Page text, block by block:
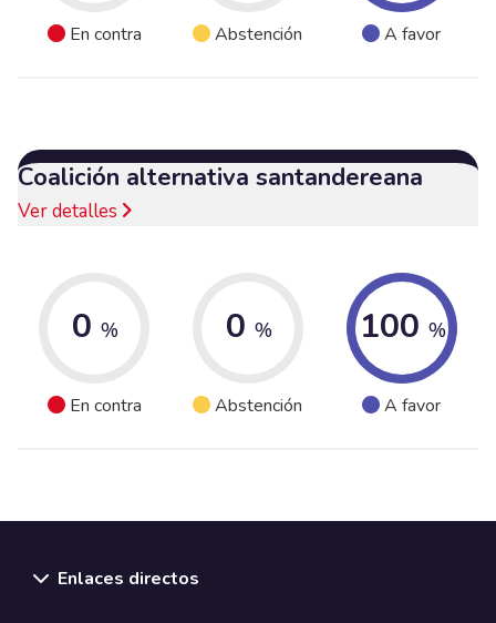
En contra Abstención A favor
Coalición alternativa santandereana
Ver detalles
0 %
En contra
0 %
Abstención
100 %
A favor
Enlaces directos